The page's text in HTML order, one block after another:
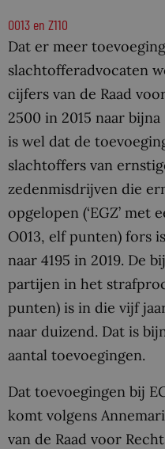
O013 en Z110
Dat er meer
slachtofferadvocaten
cijfers van de Raad
2500 in 2015 naar
is wel dat de
slachtoffers van
zedenmisdrijven die
opgelopen (‘EGZ’ met
O013, elf punten) fors
naar 4195 in 2019. De
partijen in het
punten) is in die vijf
naar duizend. Dat is
aantal toevoegingen.
Dat toevoegingen bij
komt volgens
van de Raad voor